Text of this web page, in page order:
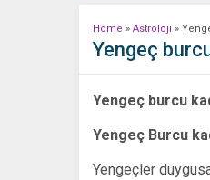
Home » Astroloji »
Yengeç
Yengeç burcu
Yengeç Burcu
Yengeçler